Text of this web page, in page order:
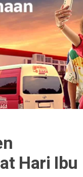
Hari Ibu